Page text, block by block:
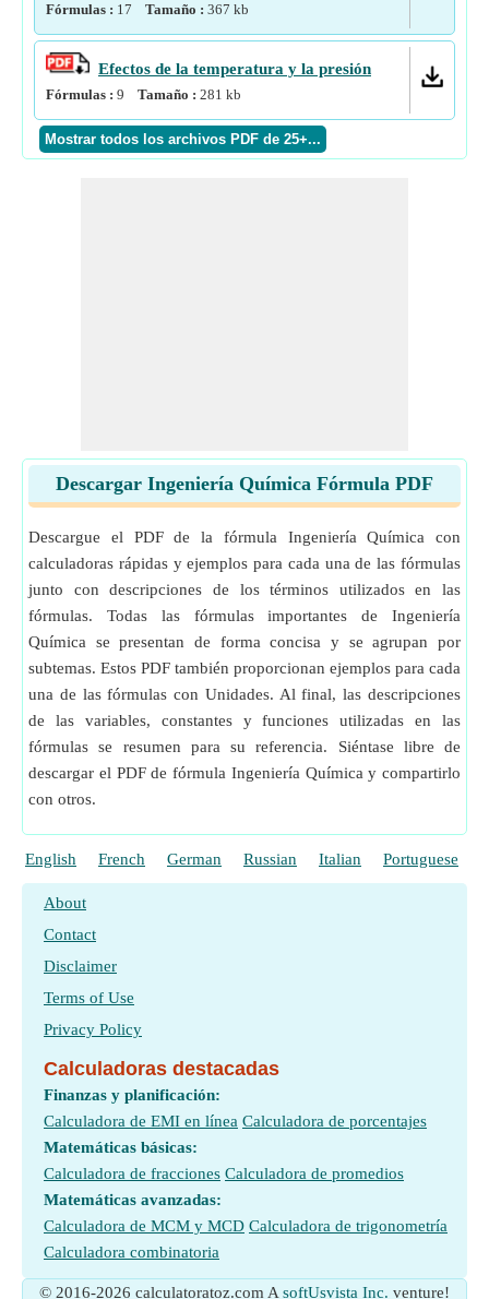
Fórmulas : 17 Tamaño : 367 kb
Efectos de la temperatura y la presión
Fórmulas : 9 Tamaño : 281 kb
Descargar Ingeniería Química Fórmula PDF
Descargue el PDF de la fórmula Ingeniería Química con
calculadoras rápidas y ejemplos para cada una de las fórmulas
junto con descripciones de los términos utilizados en las
fórmulas. Todas las fórmulas importantes de Ingeniería
Química se presentan de forma concisa y se agrupan por
subtemas. Estos PDF también proporcionan ejemplos para cada
una de las fórmulas con Unidades. Al final, las descripciones
de las variables, constantes y funciones utilizadas en las
fórmulas se resumen para su referencia. Siéntase libre de
descargar el PDF de fórmula Ingeniería Química y compartirlo
con otros.
English French German Russian Italian Portuguese
About
Contact
Disclaimer
Terms of Use
Privacy Policy
Calculadoras destacadas
Finanzas y planificación:
Calculadora de EMI en línea Calculadora de porcentajes
Matemáticas básicas:
Calculadora de fracciones Calculadora de promedios
Matemáticas avanzadas:
Calculadora de MCM y MCD Calculadora de trigonometría
Calculadora combinatoria
© 2016-2026 calculatoratoz.com A softUsvista Inc. venture!